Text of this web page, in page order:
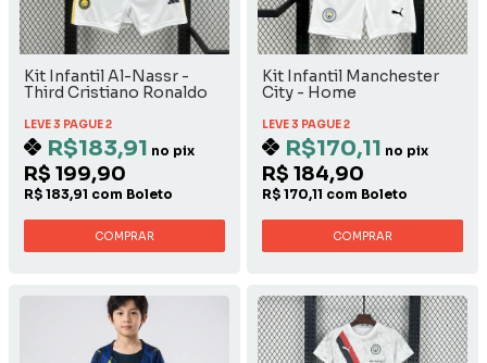
Kit Infantil Al-Nassr -
Third Cristiano Ronaldo
LEVE 3 PAGUE 2
R$183,91 no pix
R$ 199,90
R$ 183,91 com Boleto
COMPRAR
Kit Infantil Manchester
City - Home
LEVE 3 PAGUE 2
R$170,11 no pix
R$ 184,90
R$ 170,11 com Boleto
COMPRAR